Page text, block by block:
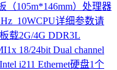
（105m*146mm）处理器
10WCPU详细参数请
载2G/4G DDR3L
18/24bit Dual channel
i211 Ethernet硬盘1个